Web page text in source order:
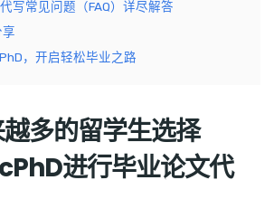
写常见问题（FAQ）详尽解答
，开启轻松毕业之路
多的留学生选择
进行毕业论文代